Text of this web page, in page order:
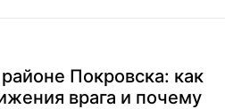
Покровска: как
врага и почему